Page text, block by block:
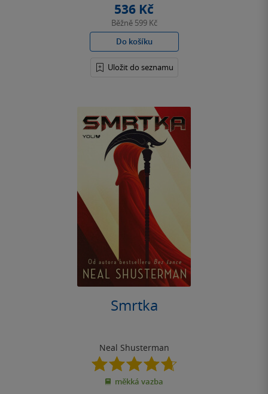
536 Kč
Běžně 599 Kč
Do košíku
Uložit do seznamu
Smrtka
Neal Shusterman
4.7
z
5
měkká vazba